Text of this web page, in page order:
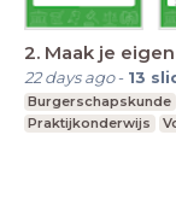
2. Maak je
22 days ago- 13
Burgerschapskunde
Praktijkonderwijs